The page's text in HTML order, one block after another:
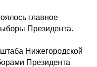
главное
Президента.
Нижегородской
Президента